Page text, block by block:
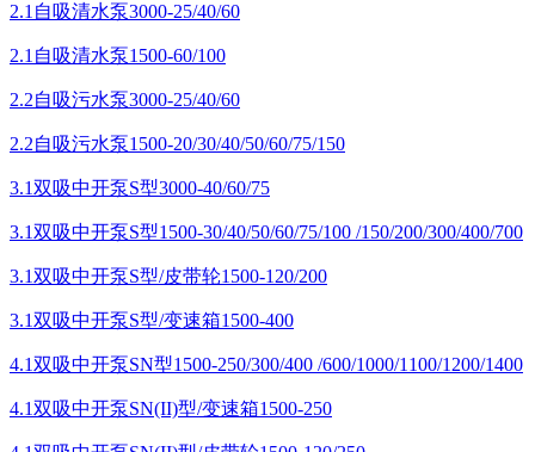
2.1自吸清水泵3000-25/40/60
2.1自吸清水泵1500-60/100
2.2自吸污水泵3000-25/40/60
2.2自吸污水泵1500-20/30/40/50/60/75/150
3.1双吸中开泵S型3000-40/60/75
3.1双吸中开泵S型1500-30/40/50/60/75/100 /150/200/300/400/700
3.1双吸中开泵S型/皮带轮1500-120/200
3.1双吸中开泵S型/变速箱1500-400
4.1双吸中开泵SN型1500-250/300/400 /600/1000/1100/1200/1400
4.1双吸中开泵SN(II)型/变速箱1500-250